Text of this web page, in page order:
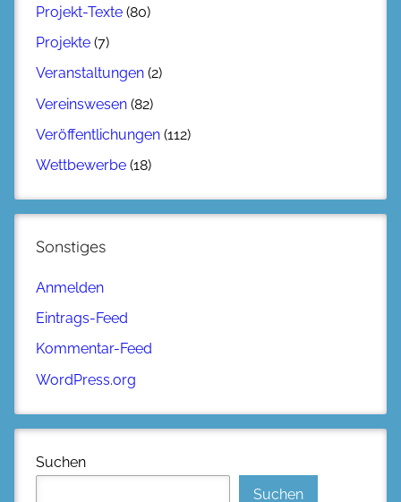
Projekt-Texte (80)
Projekte (7)
Veranstaltungen (2)
Vereinswesen (82)
Veröffentlichungen (112)
Wettbewerbe (18)
Sonstiges
Anmelden
Eintrags-Feed
Kommentar-Feed
WordPress.org
Suchen
Suchen